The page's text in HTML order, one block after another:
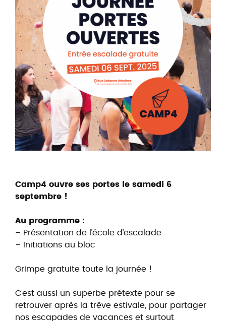
Camp4 ouvre ses portes le samedi 6
septembre !
Au programme :
– Présentation de l’école d’escalade
– Initiations au bloc
Grimpe gratuite toute la journée !
C’est aussi un superbe prétexte pour se
retrouver après la trêve estivale, pour partager
nos escapades de vacances et surtout